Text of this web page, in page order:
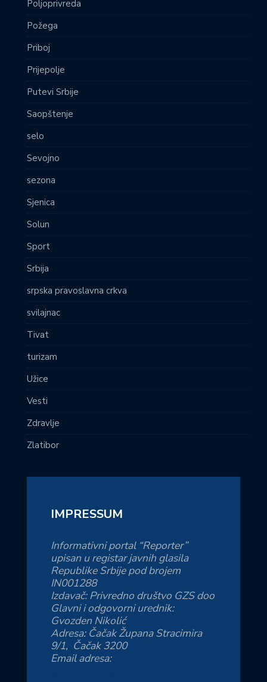
Poljoprivreda
Požega
Priboj
Prijepolje
Putevi Srbije
Saopštenje
selo
Sevojno
sezona
Sjenica
Solun
Sport
Srbija
srpska pravoslavna crkva
svilajnac
Tivat
turizam
Užice
Vesti
Zdravlje
Zlatibor
IMPRESSUM
Informativni portal “Reporter”
upisan u registar javnih glasila
Republike Srbije pod brojem
IN001288
Izdavač: Privredno društvo GZS doo
Glavni i odgovorni urednik:
Gvozden Nikolić
Adresa: Čačak Župana Stracimira
9/1, Čačak 3200
Email adresa: